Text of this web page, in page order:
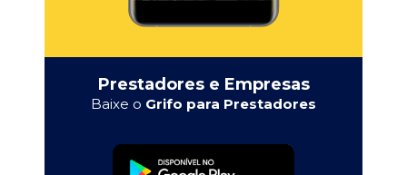
Prestadores e Empresas
Baixe o Grifo para Prestadores